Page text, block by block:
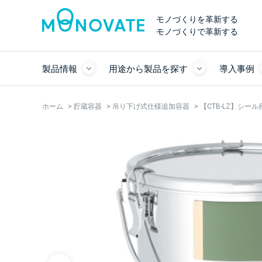
モノづくりを革新する
モノづくりで革新する
製品情報 用途から製品を探す 導入事例
ホーム > 貯蔵容器 > 吊り下げ式仕様追加容器 > 【CTB-LZ】シー